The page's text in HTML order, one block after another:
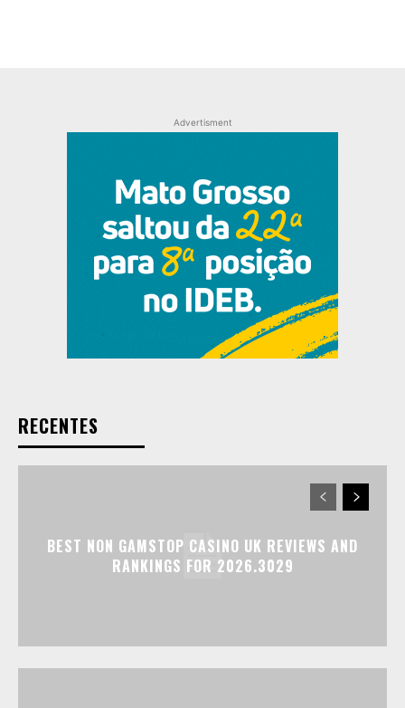
Advertisment
RECENTES
BEST NON GAMSTOP CASINO UK REVIEWS AND
RANKINGS FOR 2026.3029